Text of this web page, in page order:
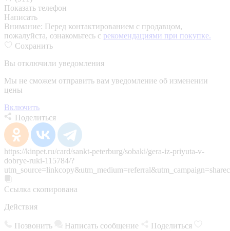
Показать телефон
Написать
Внимание: Перед контактированием с продавцом,
пожалуйста, ознакомьтесь с рекомендациями при покупке.
Сохранить
Вы отключили уведомления
Мы не сможем отправить вам уведомление об изменении
цены
Включить
Поделиться
https://kinpet.ru/card/sankt-peterburg/sobaki/gera-iz-priyuta-v-
dobrye-ruki-115784/?
Ссылка скопирована
Действия
Позвонить Написать сообщение
Поделиться